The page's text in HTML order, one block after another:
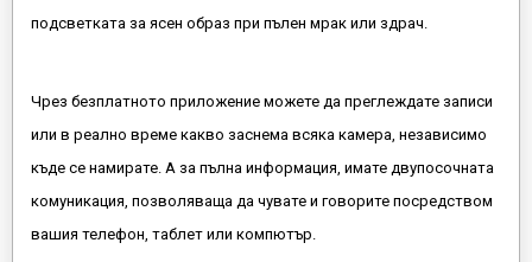
подсветката за ясен образ при пълен мрак или здрач.
Чрез безплатното приложение можете да преглеждате записи
или в реално време какво заснема всяка камера, независимо
къде се намирате. А за пълна информация, имате двупосочната
комуникация, позволяваща да чувате и говорите посредством
вашия телефон, таблет или компютър.